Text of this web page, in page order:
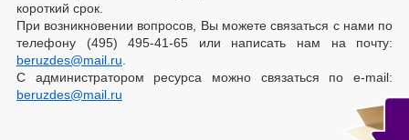
короткий срок.
При возникновении вопросов, Вы можете связаться с нами по
телефону (495) 495-41-65 или написать нам на почту:
beruzdes@mail.ru
С администратором ресурса можно связаться по e-mail:
beruzdes@mail.ru